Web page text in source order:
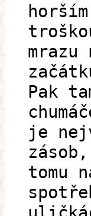
mrazu
Pak
je
tomu